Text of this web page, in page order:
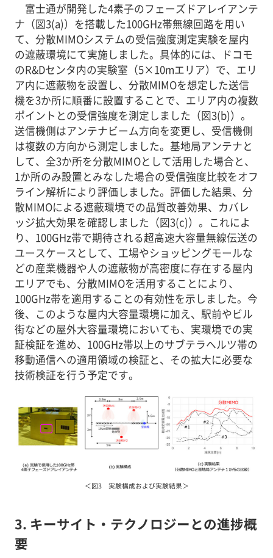
富士通が開発した4素子のフェーズドアレイアンテ
ナ（図3(a)）を搭載した100GHz帯無線回路を用い
て、分散MIMOシステムの受信強度測定実験を屋内
の遮蔽環境にて実施しました。具体的には、ドコモ
のR&Dセンタ内の実験室（5×10mエリア）で、エリ
ア内に遮蔽物を設置し、分散MIMOを想定した送信
機を3か所に順番に設置することで、エリア内の複数
ポイントとの受信強度を測定しました（図3(b)）。
送信機側はアンテナビーム方向を変更し、受信機側
は複数の方向から測定しました。基地局アンテナと
して、全3か所を分散MIMOとして活用した場合と、
1か所のみ設置とみなした場合の受信強度比較をオフ
ライン解析により評価しました。評価した結果、分
散MIMOによる遮蔽環境での品質改善効果、カバレ
ッジ拡大効果を確認しました（図3(c)）。これによ
り、100GHz帯で期待される超高速大容量無線伝送の
ユースケースとして、工場やショッピングモールな
どの産業機器や人の遮蔽物が高密度に存在する屋内
エリアでも、分散MIMOを活用することにより、
100GHz帯を適用することの有効性を示しました。今
後、このような屋内大容量環境に加え、駅前やビル
街などの屋外大容量環境においても、実環境での実
証検証を進め、100GHz帯以上のサブテラヘルツ帯の
移動通信への適用領域の検証と、その拡大に必要な
技術検証を行う予定です。
＜図3 実験構成および実験結果＞
3. キーサイト・テクノロジーとの進捗概
要